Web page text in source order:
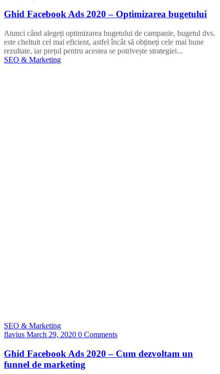
Ghid Facebook Ads 2020 – Optimizarea bugetului
Atunci când alegeți optimizarea bugetului de campanie, bugetul dvs.
este cheltuit cel mai eficient, astfel încât să obțineți cele mai bune
rezultate, iar prețul pentru acestea se potrivește strategiei...
SEO & Marketing
SEO & Marketing
flavius March 29, 2020 0 Comments
Ghid Facebook Ads 2020 – Cum dezvoltam un
funnel de marketing